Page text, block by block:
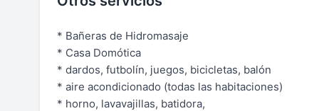
* Bañeras de Hidromasaje
* Casa Domótica
* dardos, futbolín, juegos, bicicletas, balón
* aire acondicionado (todas las habitaciones)
* horno, lavavajillas, batidora,